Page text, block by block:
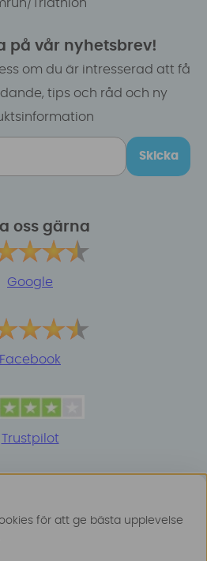
Triathlon
på vår nyhetsbrev!
om du är intresserad att få
tips och råd och ny
Skicka
oss gärna
Google
Facebook
Trustpilot
för att ge bästa upplevelse